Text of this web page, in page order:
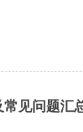
常见问题汇